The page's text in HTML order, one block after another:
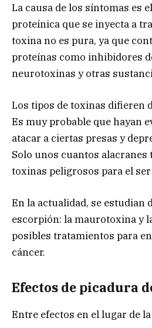
La causa de los síntomas es
proteínica que se inyecta a
toxina no es pura, ya que
proteínas como inhibidores
neurotoxinas y otras
Los tipos de toxinas difieren
Es muy probable que hayan
atacar a ciertas presas y
Solo unos cuantos alacranes
toxinas peligrosos para el
En la actualidad, se estudian
escorpión: la maurotoxina y
posibles tratamientos para
cáncer.
Efectos de picadura
Entre efectos en el lugar de